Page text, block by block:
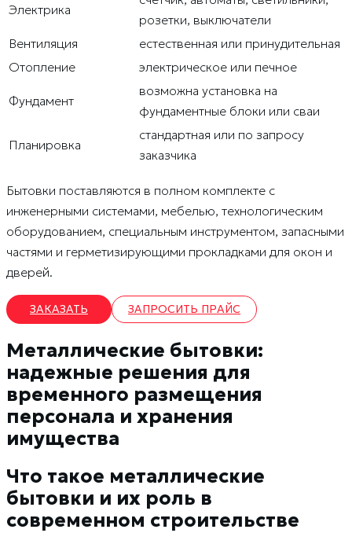
Электрика
розетки, выключатели
Вентиляция
естественная или принудительная
Отопление
электрическое или печное
Фундамент
возможна установка на
фундаментные блоки или сваи
Планировка
стандартная или по запросу
заказчика
Бытовки поставляются в полном комплекте с
инженерными системами, мебелью, технологическим
оборудованием, специальным инструментом, запасными
частями и герметизирующими прокладками для окон и
дверей.
ЗАКАЗАТЬ ЗАПРОСИТЬ ПРАЙС
Металлические бытовки:
надежные решения для
временного размещения
персонала и хранения
имущества
Что такое металлические
бытовки и их роль в
современном строительстве